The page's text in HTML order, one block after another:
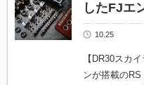
したFJエ
10.25
【DR30スカ
ンが搭載の